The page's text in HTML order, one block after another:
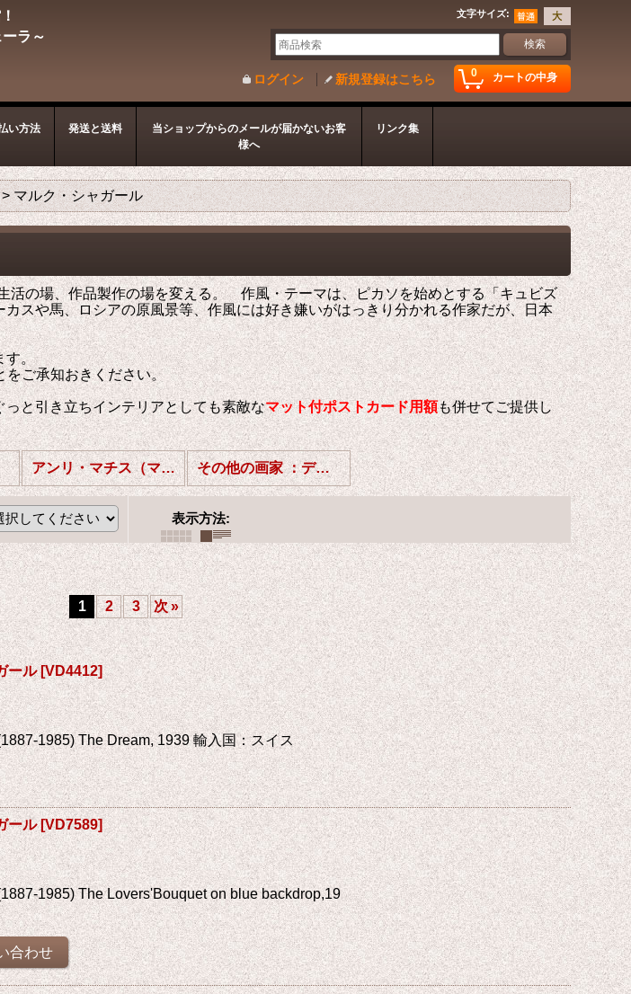
文字サイズ:
ラ～
0 カートの中身
ログイン 新規登録はこちら
い方法 発送と送料
当ショップからのメールが届かないお客
様へ
リンク集
> マルク・シャガール
活の場、作品製作の場を変える。 作風・テーマは、ピカソを始めとする「キュビズ
スや馬、ロシアの原風景等、作風には好き嫌いがはっきり分かれる作家だが、日本
す。
ご承知おきください。
と引き立ちインテリアとしても素敵なマット付ポストカード用額も併せてご提供し
アンリ・マチス（マティス） その他の画家 ：デュフィ / ユトリロ / ローランサン / モディリアーニ / 藤田嗣治/ジョルジュ・ルオー
表示方法:
1 2 3 次»
ール [VD4412]
1985) The Dream, 1939 輸入国：スイス
ール [VD7589]
1985) The Lovers'Bouquet on blue backdrop,19